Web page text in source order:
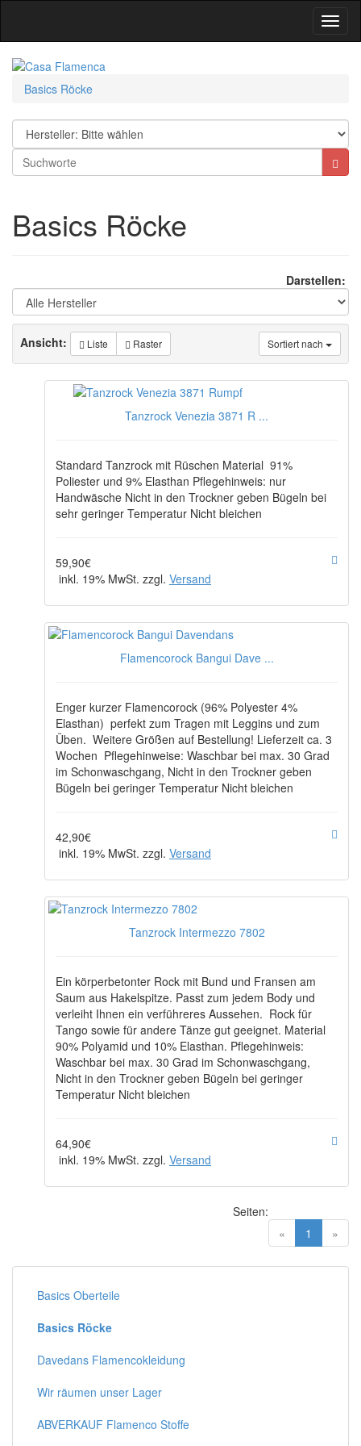
Basics Röcke
Basics Röcke
Darstellen:
Ansicht: Liste Raster Sortiert nach
Tanzrock Venezia 3871 R ...
Standard Tanzrock mit Rüschen Material 91%
Poliester und 9% Elasthan Pflegehinweis: nur
Handwäsche Nicht in den Trockner geben Bügeln bei
sehr geringer Temperatur Nicht bleichen
59,90€
inkl. 19% MwSt. zzgl. Versand
Flamencorock Bangui Dave ...
Enger kurzer Flamencorock (96% Polyester 4%
Elasthan) perfekt zum Tragen mit Leggins und zum
Üben. Weitere Größen auf Bestellung! Lieferzeit ca. 3
Wochen Pflegehinweise: Waschbar bei max. 30 Grad
im Schonwaschgang, Nicht in den Trockner geben
Bügeln bei geringer Temperatur Nicht bleichen
42,90€
inkl. 19% MwSt. zzgl. Versand
Tanzrock Intermezzo 7802
Ein körperbetonter Rock mit Bund und Fransen am
Saum aus Hakelspitze. Passt zum jedem Body und
verleiht Ihnen ein verführeres Aussehen. Rock für
Tango sowie für andere Tänze gut geeignet. Material
90% Polyamid und 10% Elasthan. Pflegehinweis:
Waschbar bei max. 30 Grad im Schonwaschgang,
Nicht in den Trockner geben Bügeln bei geringer
Temperatur Nicht bleichen
64,90€
inkl. 19% MwSt. zzgl. Versand
« 1 (current)
»
Seiten:
Basics Oberteile
Basics Röcke
Davedans Flamencokleidung
Wir räumen unser Lager
ABVERKAUF Flamenco Stoffe